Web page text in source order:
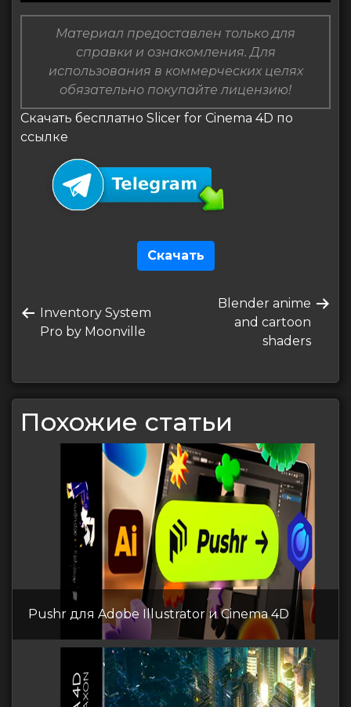
Материал предоставлен только для
справки и ознакомления. Для
использования в коммерческих целях
обязательно покупайте лицензию!
Скачать бесплатно Slicer for Cinema 4D по
ссылке
Скачать
по
записям
Предыдущая
запись
Inventory System
Pro by Moonville
Следующая
запись
Blender anime
and cartoon
shaders
Похожие статьи
Pushr для Adobe Illustrator и Cinema 4D